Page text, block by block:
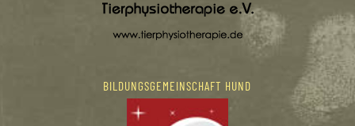
BILDUNGSGEMEINSCHAFT HUND